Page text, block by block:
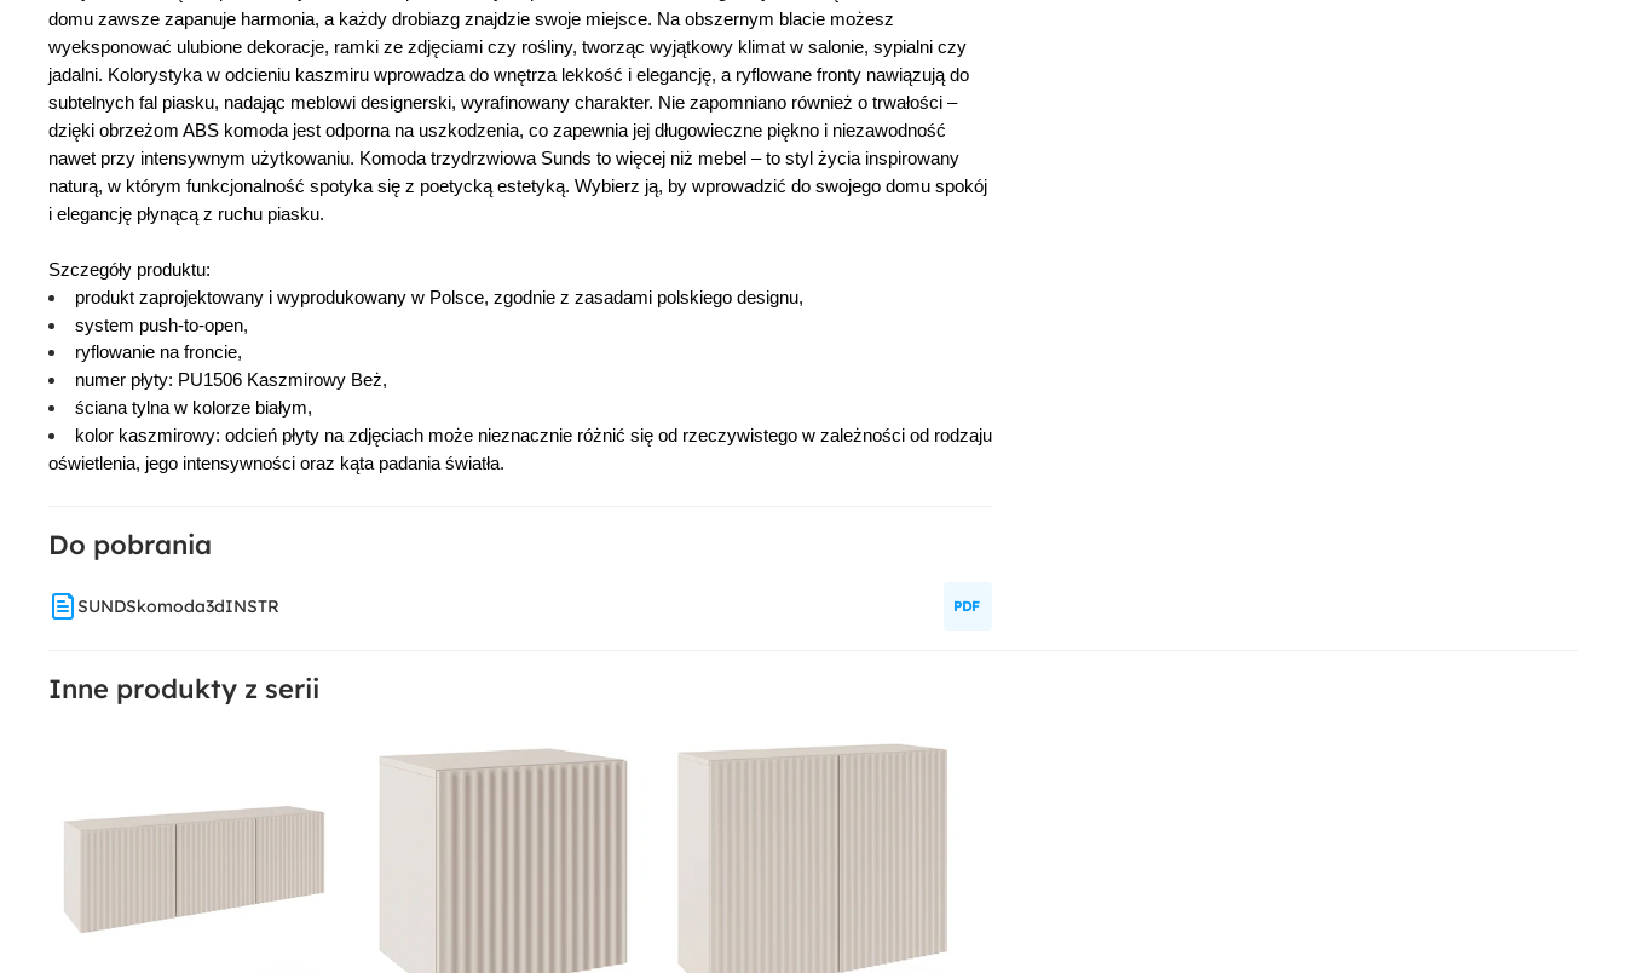
Płyta laminowana
Po naciśnięciu frontu
Wykończenie blatu:
Matowe
Wykończenie frontów:
Matowe
Wykończenie korpusu:
Matowe
Odpowiedzialny wybór:
Zabezpieczenie obrzeży:
Obrzeża ABS
Nie
Długość:
35 cm
Materiał:
domu zawsze zapanuje harmonia, a każdy drobiazg znajdzie swoje miejsce. Naobszernym blacie możesz
wyeksponować ulubione dekoracje, ramki ze zdjęciami czy rośliny, tworząc wyjątkowy klimat w salonie, sypialni czy
jadalni. Kolorystyka w odcieniu kaszmiru wprowadza do wnętrza lekkość i elegancję, a ryflowane fronty nawiązują do
subtelnych fal piasku, nadając meblowi designerski, wyrafinowany charakter. Nie zapomniano również o trwałości –
dzięki obrzeżom ABS komoda jest odporna na uszkodzenia, co zapewnia jej długowieczne piękno i niezawodność
nawet przy intensywnym użytkowaniu. Komoda trzydrzwiowa Sunds to więcej niż mebel – to styl życia inspirowany
naturą, w którym funkcjonalność spotyka się z poetycką estetyką. Wybierz ją, by wprowadzić do swojego domu spokój
i elegancję płynącą z ruchu piasku.
Szczegóły produktu:
produkt zaprojektowany i wyprodukowany w Polsce, zgodnie z zasadami polskiego designu,
system push-to-open,
ryflowanie na froncie,
numer płyty: PU1506 Kaszmirowy Beż,
ściana tylna w kolorze białym,
kolor kaszmirowy: odcień płyty na zdjęciach może nieznacznie różnić się od rzeczywistego w zależności od rodzaju
oświetlenia, jego intensywności oraz kąta padania światła.
Do pobrania
SUNDSkomoda3dINSTR
Inne produkty z serii